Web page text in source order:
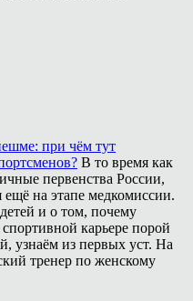
при чём тут
В то время как
первенства России,
на этапе медкомиссии.
и о том, почему
карьере порой
узнаём из первых уст. На
тренер по женскому